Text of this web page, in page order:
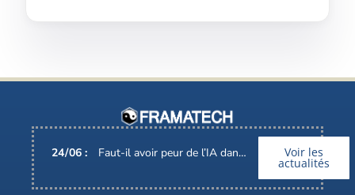
24/06 : Faut-il avoir peur de l’IA dans nos métiers ? Voir les
actualités